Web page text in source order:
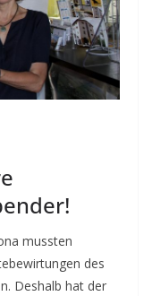
mussten
des
Deshalb hat der